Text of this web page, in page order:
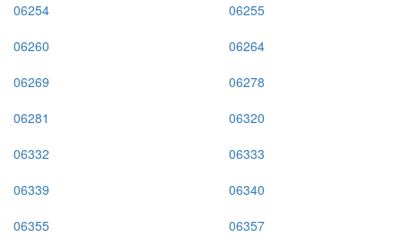
06254
06255
06260
06264
06269
06278
06281
06320
06332
06333
06339
06340
06355
06357